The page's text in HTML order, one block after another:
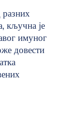
разних
кључна је
имуног
довести